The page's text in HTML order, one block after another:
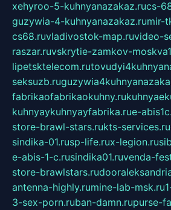
xehyroo-5-kuhnyanazakaz.rucs-
guzywia-4-kuhnyanazakaz.rumir-
cs68.ruvladivostok-map.ruvideo-
raszar.ruvskrytie-zamkov-
lipetsktelecom.ru
seksuzb.ru
fabrikaofabrikaokuhny.ru
kuhnyaykuhnyayfabrika.rue-
store-brawl-stars.rukts-services.ru
sindika-01.rusp-life.rux-legion.ru
e-abis-1-c.rusindika01.ruvenda-
store-brawlstars.ru
antenna-highly.rumine-lab-msk.ru
3-sex-porn.ruban-damn.rupurse-